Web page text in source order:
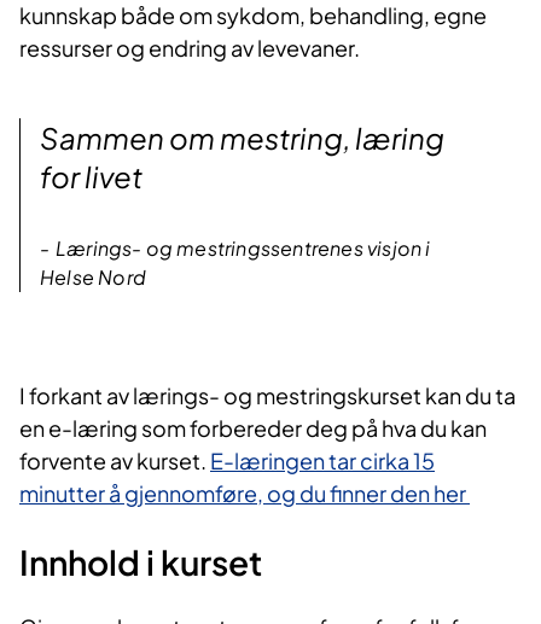
kunnskap både om sykdom, behandling, egne
ressurser og endring av levevaner.​​
Sammen om mestring, læring
for livet
Lærings- og mestringssentrenes visjon i
Helse Nord
I forka​nt av lærings- og mestringskurset kan du ta
en e-læring som forbereder deg på hva du kan
forvente av kurset. E-læringen tar cirka 15
minutter å gjennomføre, og du finner den her​
Innhold i kurset​